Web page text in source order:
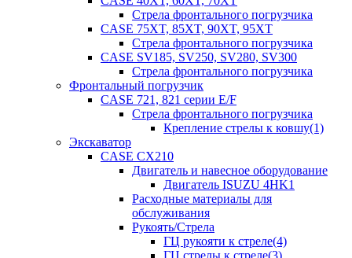
Стрела фронтального погрузчика
CASE 75XT, 85XT, 90XT, 95XT
Стрела фронтального погрузчика
CASE SV185, SV250, SV280, SV300
Стрела фронтального погрузчика
Фронтальный погрузчик
CASE 721, 821 серии E/F
Стрела фронтального погрузчика
Крепление стрелы к ковшу(1)
Экскаватор
CASE CX210
Двигатель и навесное оборудование
Двигатель ISUZU 4HK1
Расходные материалы для
обслуживания
Рукоять/Стрела
ГЦ рукояти к стреле(4)
ГЦ стрелы к стреле(3)